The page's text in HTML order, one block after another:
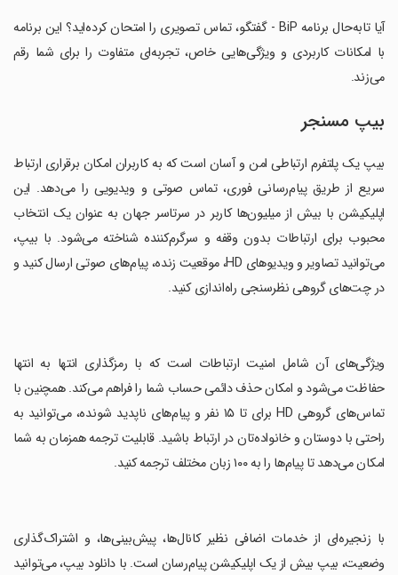
آیا تابه‌حال برنامه BiP - گفتگو، تماس تصویری را امتحان کرده‌اید؟ این برنامه
با امکانات کاربردی و ویژگی‌هایی خاص، تجربه‌ای متفاوت را برای شما رقم
می‌زند.
بیپ مسنجر
بیپ یک پلتفرم ارتباطی امن و آسان است که به کاربران امکان برقراری ارتباط
سریع از طریق پیام‌رسانی فوری، تماس صوتی و ویدیویی را می‌دهد. این
اپلیکیشن با بیش از میلیون‌ها کاربر در سرتاسر جهان به عنوان یک انتخاب
محبوب برای ارتباطات بدون وقفه و سرگرم‌کننده شناخته می‌شود. با بیپ،
می‌توانید تصاویر و ویدیوهای HD، موقعیت زنده، پیام‌های صوتی ارسال کنید و
در چت‌های گروهی نظرسنجی راه‌اندازی کنید.
‏ویژگی‌های آن شامل امنیت ارتباطات است که با رمزگذاری انتها به انتها
حفاظت می‌شود و امکان حذف دائمی حساب شما را فراهم می‌کند. همچنین با
تماس‌های گروهی HD برای تا ۱۵ نفر و پیام‌های ناپدید شونده، می‌توانید به
راحتی با دوستان و خانواده‌تان در ارتباط باشید. قابلیت ترجمه همزمان به شما
امکان می‌دهد تا پیام‌ها را به ۱۰۰ زبان مختلف ترجمه کنید.
‏با زنجیره‌ای از خدمات اضافی نظیر کانال‌ها، پیش‌بینی‌ها، و اشتراک‌گذاری
وضعیت، بیپ بیش از یک اپلیکیشن پیام‌رسان است. با دانلود بیپ، می‌توانید